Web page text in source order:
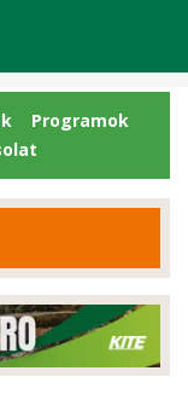
Programok